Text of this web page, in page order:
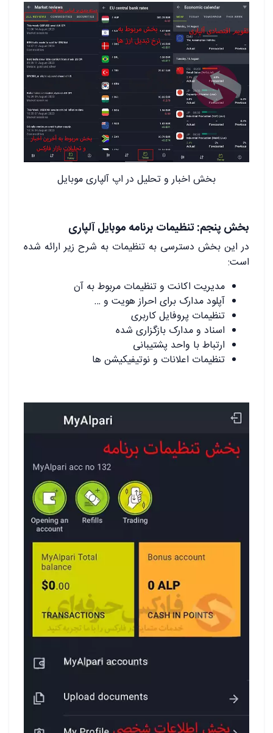
بخش اخبار و تحلیل در اپ آلپاری موبایل
بخش پنجم: تنظیمات برنامه موبایل آلپاری
در این بخش دسترسی به تنظیمات به شرح زیر ارائه شده
است:
مدیریت اکانت و تنظیمات مربوط به آن
آپلود مدارک برای احراز هویت و …
تنظیمات پروفایل کاربری
اسناد و مدارک بازگزاری شده
ارتباط با واحد پشتیبانی
تنظیمات اعلانات و نوتیفیکیشن ها